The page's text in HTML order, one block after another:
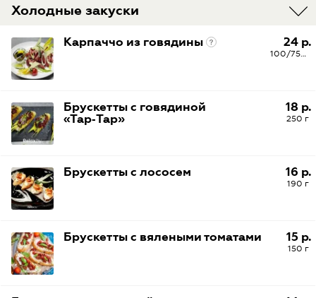
Холодные закуски
24 р.
100/75/15
Карпаччо из говядины
18 р.
250 г
Брускетты с говядиной
«Тар‑Тар»
16 р.
190 г
Брускетты с лососем
15 р.
150 г
Брускетты с вялеными томатами